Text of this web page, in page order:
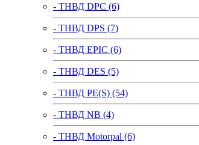
- ТНВД DPC (6)
- ТНВД DPS (7)
- ТНВД EPIC (6)
- ТНВД DES (5)
- ТНВД PE(S) (54)
- ТНВД NB (4)
- ТНВД Motorpal (6)